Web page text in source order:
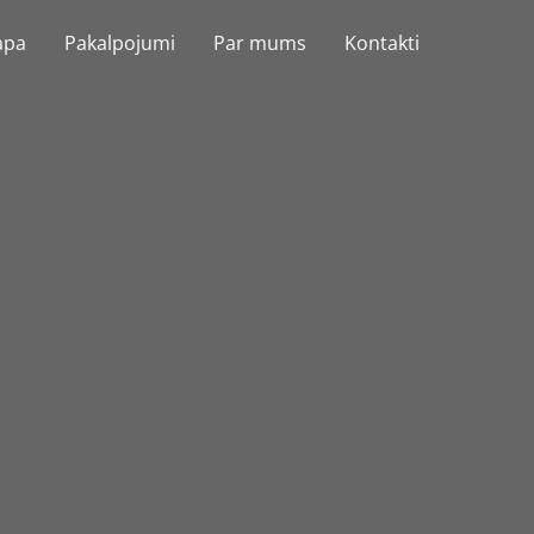
Pakalpojumi Par mums Kontakti